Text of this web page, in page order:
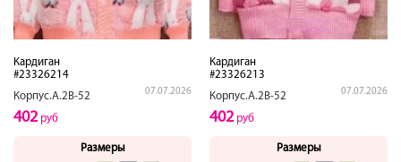
Кардиган
#23326214
Корпус.А.2В-52
07.07.2026
402руб
Размеры
Кардиган
#23326213
Корпус.А.2В-52
07.07.2026
402руб
Размеры